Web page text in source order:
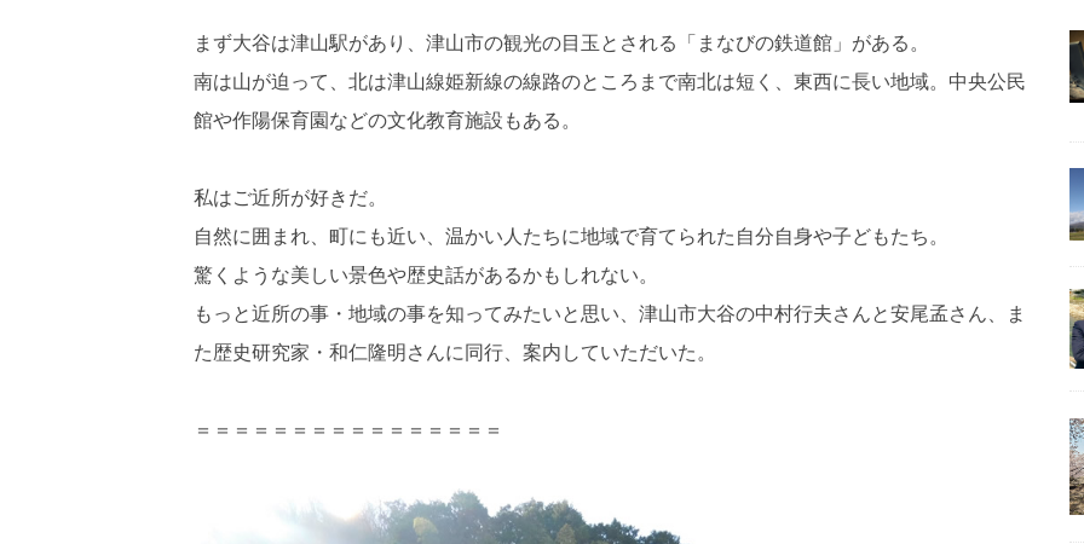
まず大谷は津山駅があり、津山市の観光の目玉とされる「まなびの鉄道館」がある。
南は山が迫って、北は津山線姫新線の線路のところまで南北は短く、東西に長い地域。中央公民
館や作陽保育園などの文化教育施設もある。
私はご近所が好きだ。
自然に囲まれ、町にも近い、温かい人たちに地域で育てられた自分自身や子どもたち。
驚くような美しい景色や歴史話があるかもしれない。
もっと近所の事・地域の事を知ってみたいと思い、津山市大谷の中村行夫さんと安尾孟さん、ま
た歴史研究家・和仁隆明さんに同行、案内していただいた。
＝＝＝＝＝＝＝＝＝＝＝＝＝＝＝＝